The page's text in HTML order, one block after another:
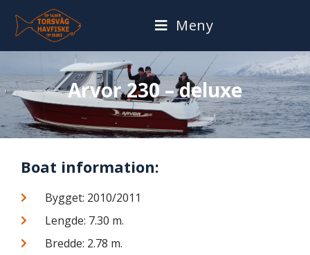
Meny
Arvor 230 – deluxe
Boat information:
Bygget: 2010/2011
Lengde: 7.30 m.
Bredde: 2.78 m.